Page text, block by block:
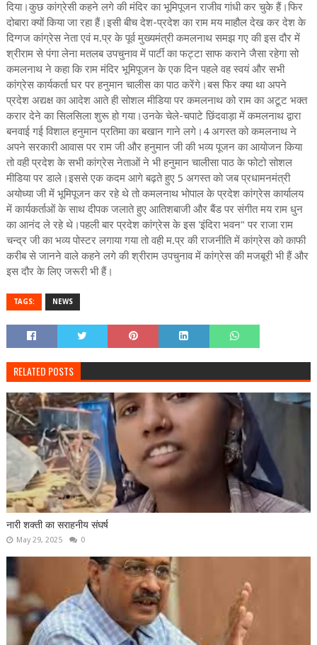
दिया।कुछ कांग्रेसी कहने लगे की मंदिर का भूमिपूजन राजीव गांधी कर चुके हैं।फिर
दोबारा क्यों किया जा रहा हैं।इसी बीच देश-प्रदेश का राम मय माहौल देख कर देश के
दिग्गज कांग्रेस नेता एवं म.प्र के पूर्व मुख्यमंत्री कमलनाथ समझ गए की इस दौर में
श्रीराम से पंगा लेना मतलब उपचुनाव में पार्टी का फट्टा साफ कराने जैसा रहेगा सो
कमलनाथ ने कहा कि राम मंदिर भूमिपूजन के एक दिन पहले वह स्वयं और सभी
कांग्रेस कार्यकर्ता घर पर हनुमान चालीस का पाठ करेंगे।बस फिर क्या था अपने
प्रदेश अद्यक्ष का आदेश आते ही सोशल मीडिया पर कमलनाथ को राम का अटूट भक्त
करार देने का सिलसिला शुरू हो गया।उनके चेले-चपाटे छिंदवाड़ा में कमलनाथ द्वारा
बनवाई गई विशाल हनुमान प्रतिमा का बखान गाने लगे।4 अगस्त को कमलनाथ ने
अपने सरकारी आवास पर राम जी और हनुमान जी की भव्य पूजन का आयोजन किया
तो वही प्रदेश के सभी कांग्रेस नेताओं ने भी हनुमान चालीसा पाठ के फोटो सोशल
मीडिया पर डाले।इससे एक कदम आगे बढ़ते हुए 5 अगस्त को जब प्रधामनमंत्री
अयोध्या जी में भूमिपूजन कर रहे थे तो कमलनाथ भोपाल के प्रदेश कांग्रेस कार्यालय
में कार्यकर्ताओं के साथ दीपक जलाते हुए आतिशबाजी और बैंड पर संगीत मय राम धुन
का आनंद ले रहे थे।पहली बार प्रदेश कांग्रेस के इस 'इंदिरा भवन" पर राजा राम
चन्द्र जी का भव्य पोस्टर लगाया गया तो वही म.प्र की राजनीति में कांग्रेस को काफी
करीब से जानने वाले कहने लगे की श्रीराम उपचुनाव में कांग्रेस की मजबूरी भी हैं और
इस दौर के लिए जरूरी भी हैं।
TAGS: NEWS
RELATED POSTS
नारी शक्ती का सराहनीय संघर्ष
May 29, 2025 0